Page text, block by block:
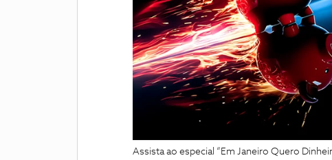
Assista ao especial “Em Janeiro Quero